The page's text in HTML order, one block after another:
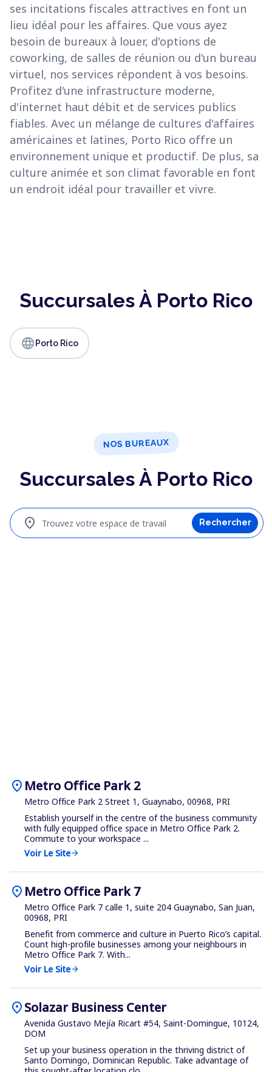
ses incitations fiscales attractives en font un
lieu idéal pour les affaires. Que vous ayez
besoin de bureaux à louer, d'options de
coworking, de salles de réunion ou d'un bureau
virtuel, nos services répondent à vos besoins.
Profitez d'une infrastructure moderne,
d'internet haut débit et de services publics
fiables. Avec un mélange de cultures d'affaires
américaines et latines, Porto Rico offre un
environnement unique et productif. De plus, sa
culture animée et son climat favorable en font
un endroit idéal pour travailler et vivre.
Succursales À Porto Rico
language Porto Rico
NOS BUREAUX
Succursales À Porto Rico
Trouvez votre espace de travail
location_on Rechercher
location_on Metro Office Park 2
Metro Office Park 2 Street 1, Guaynabo, 00968, PRI
Establish yourself in the centre of the business community
with fully equipped office space in Metro Office Park 2.
Commute to your workspace ...
Voir Le Sitearrow_forward
location_on Metro Office Park 7
Metro Office Park 7 calle 1, suite 204 Guaynabo, San Juan,
00968, PRI
Benefit from commerce and culture in Puerto Rico’s capital.
Count high-profile businesses among your neighbours in
Metro Office Park 7. With...
Voir Le Sitearrow_forward
location_onSolazar Business Center
Avenida Gustavo Mejía Ricart #54, Saint-Domingue, 10124,
DOM
Set up your business operation in the thriving district of
Santo Domingo, Dominican Republic. Take advantage of